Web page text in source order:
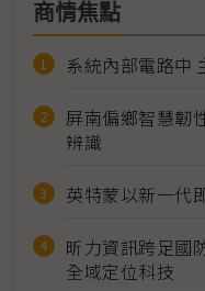
商情焦點
系統內部電路中
屏南偏鄉智慧韌
辨識
英特蒙以新一代
昕力資訊跨足國
全域定位科技